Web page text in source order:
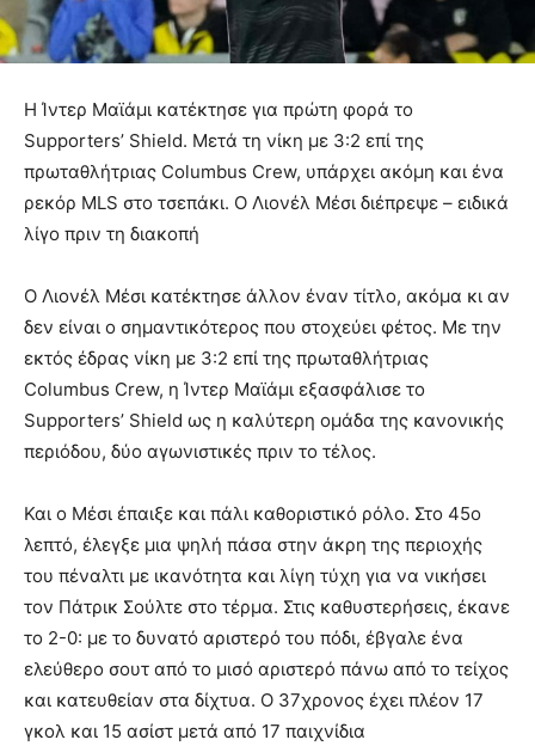
Η Ίντερ Μαϊάμι κατέκτησε για πρώτη φορά το
Supporters’ Shield. Μετά τη νίκη με 3:2 επί της
πρωταθλήτριας Columbus Crew, υπάρχει ακόμη και ένα
ρεκόρ MLS στο τσεπάκι. Ο Λιονέλ Μέσι διέπρεψε – ειδικά
λίγο πριν τη διακοπή
Ο Λιονέλ Μέσι κατέκτησε άλλον έναν τίτλο, ακόμα κι αν
δεν είναι ο σημαντικότερος που στοχεύει φέτος. Με την
εκτός έδρας νίκη με 3:2 επί της πρωταθλήτριας
Columbus Crew, η Ίντερ Μαϊάμι εξασφάλισε το
Supporters’ Shield ως η καλύτερη ομάδα της κανονικής
περιόδου, δύο αγωνιστικές πριν το τέλος.
Και ο Μέσι έπαιξε και πάλι καθοριστικό ρόλο. Στο 45ο
λεπτό, έλεγξε μια ψηλή πάσα στην άκρη της περιοχής
του πέναλτι με ικανότητα και λίγη τύχη για να νικήσει
τον Πάτρικ Σούλτε στο τέρμα. Στις καθυστερήσεις, έκανε
το 2-0: με το δυνατό αριστερό του πόδι, έβγαλε ένα
ελεύθερο σουτ από το μισό αριστερό πάνω από το τείχος
και κατευθείαν στα δίχτυα. Ο 37χρονος έχει πλέον 17
γκολ και 15 ασίστ μετά από 17 παιχνίδια